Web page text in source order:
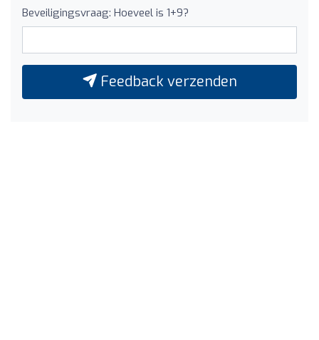
Beveiligingsvraag: Hoeveel is 1+9?
Feedback verzenden